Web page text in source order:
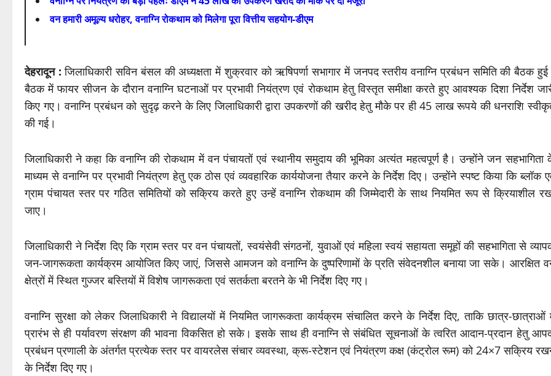
वन हमारी अमूल्य धरोहर, वनाग्नि रोकथाम को मिलेगा पूरा वित्तीय सहयोग-डीएम
देहरादून :जिलाधिकारी सविन बंसल की अध्यक्षता में शुक्रवार को ऋषिपर्णा सभागार में जनपद स्तरीय वनाग्नि प्रबंधन समिति की बैठक
बैठक में फायर सीजन के दौरान वनाग्नि घटनाओं पर प्रभावी नियंत्रण एवं रोकथाम हेतु विस्तृत समीक्षा करते हुए आवश्यक दिशा निर्देश
किए गए। वनाग्नि प्रबंधन को सुदृढ़ करने के लिए जिलाधिकारी द्वारा उपकरणों की खरीद हेतु मौके पर ही 45 लाख रूपये की धनराशि
की गई।
जिलाधिकारी ने कहा कि वनाग्नि की रोकथाम में वन पंचायतों एवं स्थानीय समुदाय की भूमिका अत्यंत महत्वपूर्ण है। उन्होंने जन सहभागिता
माध्यम से वनाग्नि पर प्रभावी नियंत्रण हेतु एक ठोस एवं व्यवहारिक कार्ययोजना तैयार करने के निर्देश दिए। उन्होंने स्पष्ट किया कि ब्लॉक
ग्राम पंचायत स्तर पर गठित समितियों को सक्रिय करते हुए उन्हें वनाग्नि रोकथाम की जिम्मेदारी के साथ नियमित रूप से क्रियाशील
जाए।
जिलाधिकारी ने निर्देश दिए कि ग्राम स्तर पर वन पंचायतों, स्वयंसेवी संगठनों, युवाओं एवं महिला स्वयं सहायता समूहों की सहभागिता से
जन-जागरूकता कार्यक्रम आयोजित किए जाएं, जिससे आमजन को वनाग्नि के दुष्परिणामों के प्रति संवेदनशील बनाया जा सके। आरक्षित
क्षेत्रों में स्थित गुज्जर बस्तियों में विशेष जागरूकता एवं सतर्कता बरतने के भी निर्देश दिए गए।
वनाग्नि सुरक्षा को लेकर जिलाधिकारी ने विद्यालयों में नियमित जागरूकता कार्यक्रम संचालित करने के निर्देश दिए, ताकि छात्र-छात्राओं
प्रारंभ से ही पर्यावरण संरक्षण की भावना विकसित हो सके। इसके साथ ही वनाग्नि से संबंधित सूचनाओं के त्वरित आदान-प्रदान हेतु
प्रबंधन प्रणाली के अंतर्गत प्रत्येक स्तर पर वायरलेस संचार व्यवस्था, क्रू-स्टेशन एवं नियंत्रण कक्ष (कंट्रोल रूम) को 24×7 सक्रिय
के निर्देश दिए गए।